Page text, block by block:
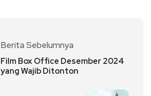
Berita Sebelumnya
Film Box Office Desember 2024
yang Wajib Ditonton